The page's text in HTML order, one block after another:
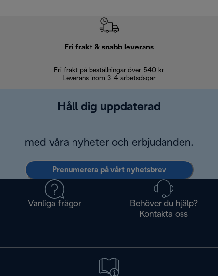
Fri frakt & snabb leverans
Fri frakt på beställningar över 540 kr
Leverans inom 3-4 arbetsdagar
Håll dig uppdaterad
med våra nyheter och erbjudanden.
Prenumerera på vårt nyhetsbrev
Vanliga frågor
Behöver du hjälp?
Kontakta oss